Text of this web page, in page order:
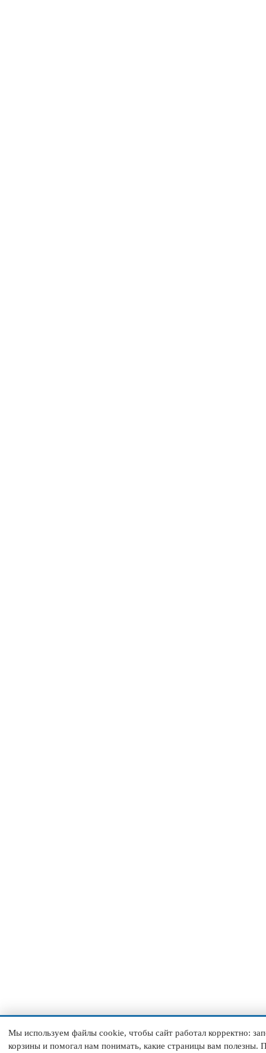
Мы используем файлы cookie, чтобы сайт работал корректно:
корзины и помогал нам понимать, какие страницы вам полезны.